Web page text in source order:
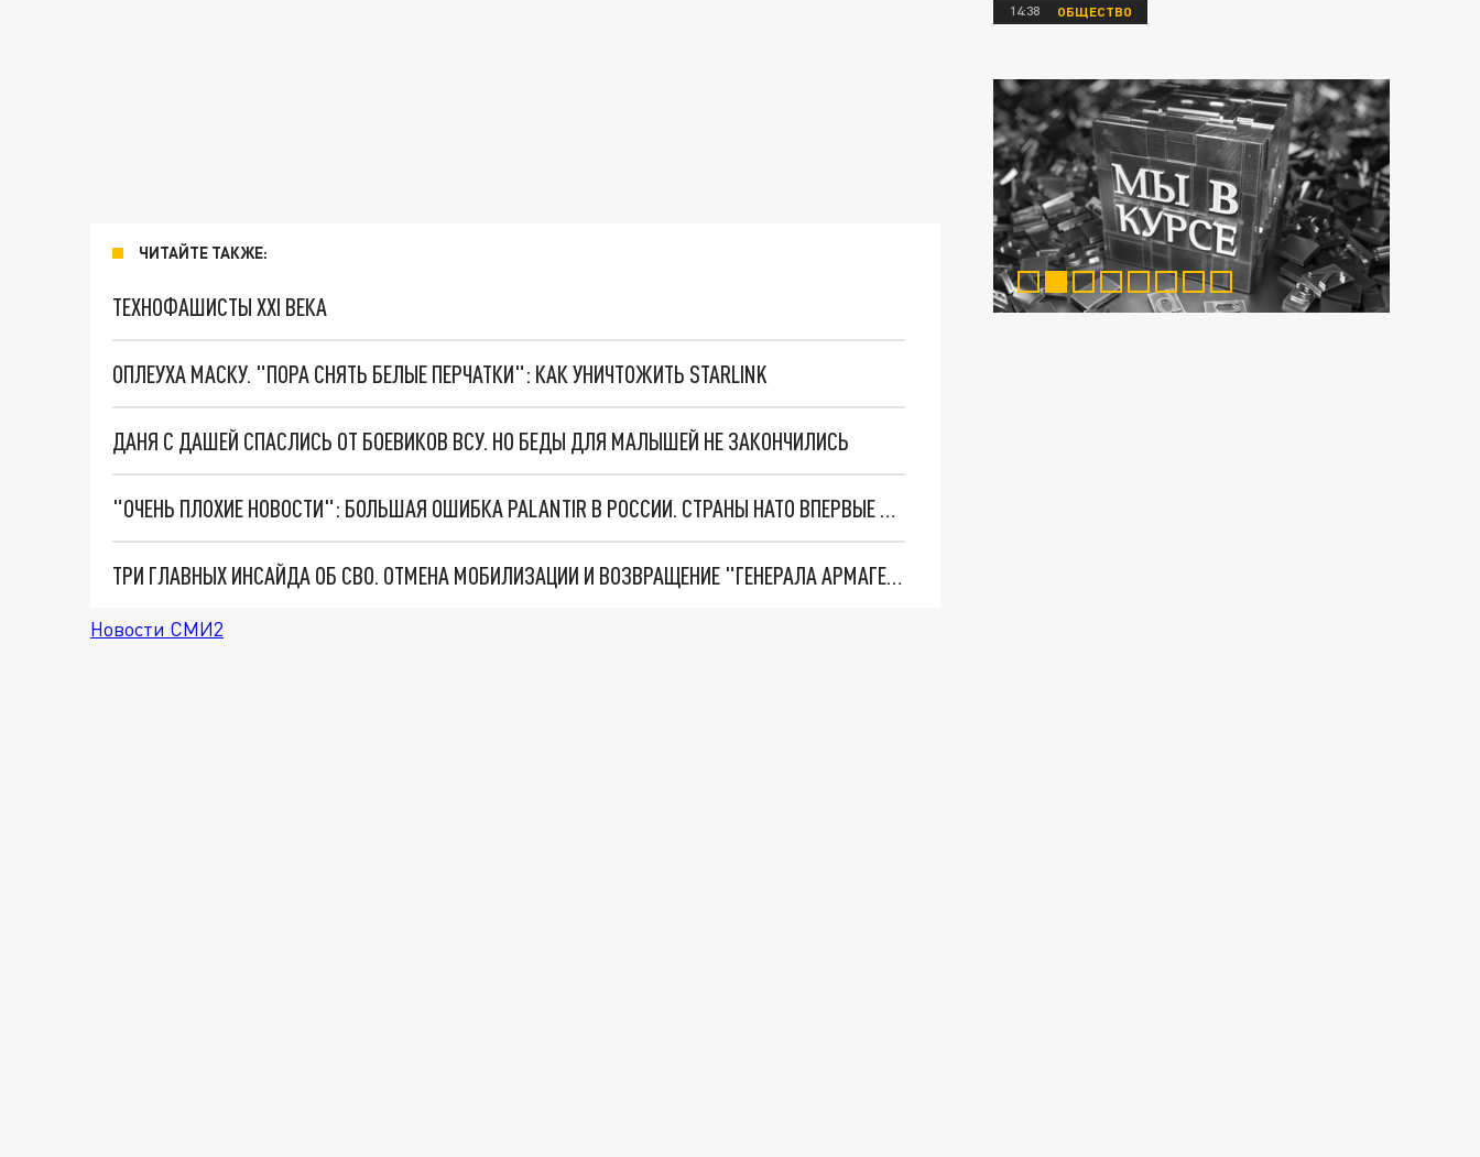
ЧИТАЙТЕ ТАКЖЕ:
ТЕХНОФАШИСТЫ XXI ВЕКА
ОПЛЕУХА МАСКУ. "ПОРА СНЯТЬ БЕЛЫЕ ПЕРЧАТКИ": КАК УНИЧТОЖИТЬ STARLINK
ДАНЯ С ДАШЕЙ СПАСЛИСЬ ОТ БОЕВИКОВ ВСУ. НО БЕДЫ ДЛЯ МАЛЫШЕЙ НЕ ЗАКОНЧИЛИСЬ
"ОЧЕНЬ ПЛОХИЕ НОВОСТИ": БОЛЬШАЯ ОШИБКА PALANTIR В РОССИИ. СТРАНЫ НАТО ВПЕРВЫЕ ЗА СВО ОСТАНОВИЛИ ПОСТАВКИ ОРУЖИЯ. ВСУ ТЕРЯЮТ ПРИГРАНИЧЬЕ?
ТРИ ГЛАВНЫХ ИНСАЙДА ОБ СВО. ОТМЕНА МОБИЛИЗАЦИИ И ВОЗВРАЩЕНИЕ "ГЕНЕРАЛА АРМАГЕДДОНА"? ОТЛИЧНЫЕ НОВОСТИ, КОТОРЫЕ ЖДАЛИ ВСЕ
Новости СМИ2
14:38 ОБЩЕСТВО